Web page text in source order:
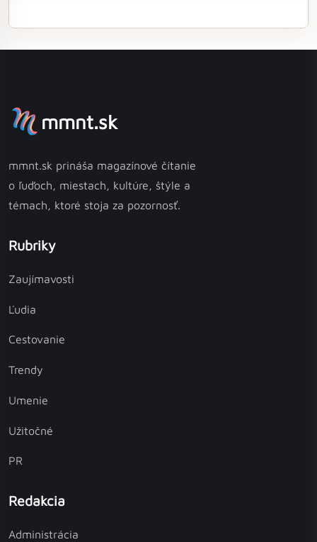
mmnt.sk
mmnt.sk prináša magazínové čítanie
o ľuďoch, miestach, kultúre, štýle a
témach, ktoré stoja za pozornosť.
Rubriky
Zaujímavosti
Ľudia
Cestovanie
Trendy
Umenie
Užitočné
PR
Redakcia
Administrácia